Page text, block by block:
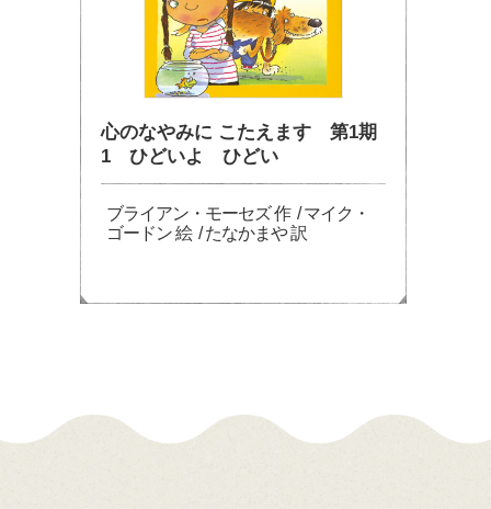
心のなやみに こたえます 第1期
1 ひどいよ ひどい
ブライアン・モーセズ 作 / マイク・
ゴードン 絵 / たなかまや 訳